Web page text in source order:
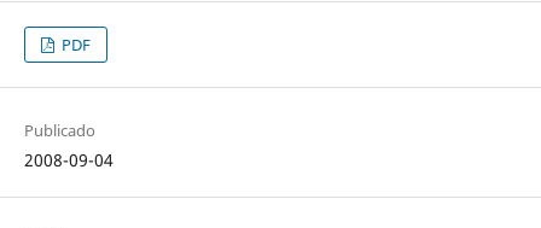
PDF
Publicado
2008-09-04